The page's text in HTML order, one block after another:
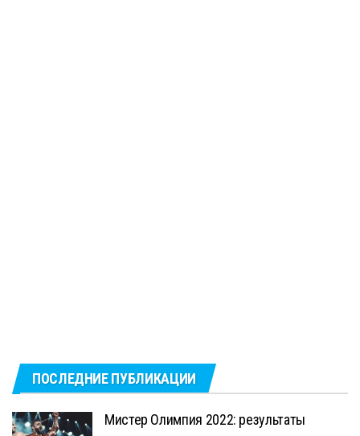
ПОСЛЕДНИЕ ПУБЛИКАЦИИ
Мистер Олимпия 2022: результаты